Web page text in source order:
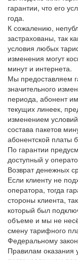
гарантии, что его
года.
К сожалению,
застрахованы, так
условия любых
изменения могут
минут и интернета.
Мы предоставляем
значительного
периода, абонент
текущих линеек,
изменением
состава пакетов
абонентской платы
По гарантии
доступный у
Возврат денежных
Если клиенту не
оператора, тогда
стороны клиента,
который был
объеме и мы не
смену тарифного
Федеральному
Правилам оказания